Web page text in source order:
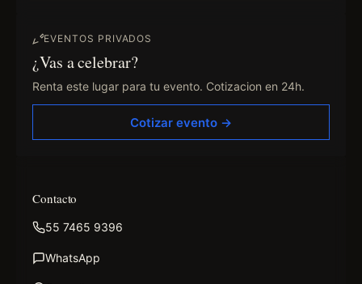
EVENTOS PRIVADOS
¿Vas a celebrar?
Renta este lugar para tu evento. Cotizacion en 24h.
Cotizar evento →
Contacto
55 7465 9396
WhatsApp